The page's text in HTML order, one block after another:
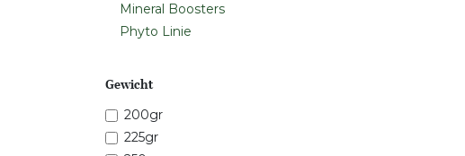
Mineral Boosters
Phyto Linie
Gewicht
200gr
225gr